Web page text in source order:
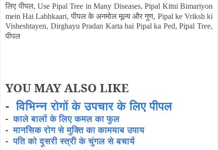
लिए पीपल, Use Pipal Tree in Many Diseases, Pipal Kitni Bimariyon
mein Hai Labhkaari,पीपल के अनमोल मूल्य और गुण, Pipal ke Vriksh ki
Visheshtayen, Dirghayu Pradan Karta hai Pipal ka Ped, Pipal Tree,
पीपल
YOU MAY ALSO LIKE
-विभिन्न रोगों के उपचार के लिए पीपल
-काले बालों के लिए कमल का फुल
-मानसिक रोग से मुक्ति का कामयाब उपाय
-पति को दूसरी स्त्री के चुंगल से बचायें